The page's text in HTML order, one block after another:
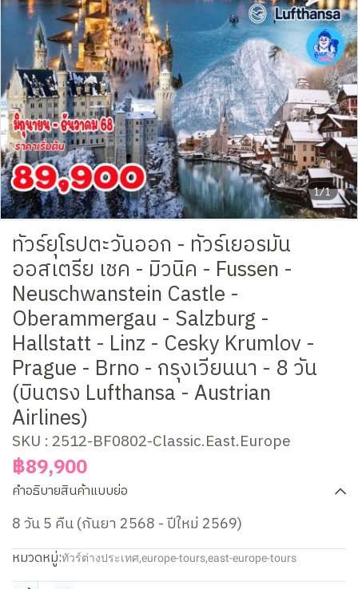
1/1
ทัวร์ยุโรปตะวันออก - ทัวร์เยอรมัน
ออสเตรีย เชค - มิวนิค - Fussen -
Neuschwanstein Castle -
Oberammergau - Salzburg -
Hallstatt - Linz - Cesky Krumlov -
Prague - Brno - กรุงเวียนนา - 8 วัน
(บินตรง Lufthansa - Austrian
Airlines)
SKU : 2512-BF0802-Classic.East.Europe
฿89,900
คำอธิบายสินค้าแบบย่อ
8 วัน 5 คืน (กันยา 2568 - ปีใหม่ 2569)
หมวดหมู่:ทัวร์ต่างประเทศ,europe-tours,east-europe-tours